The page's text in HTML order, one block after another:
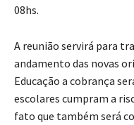
08hs.
A reunião servirá para
andamento das novas
Educação a cobrança
escolares cumpram a
fato que também será